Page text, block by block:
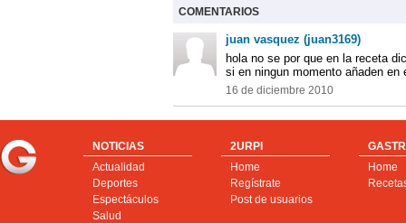
COMENTARIOS
juan vasquez (juan3169)
hola no se por que en la receta
si en ningun momento añaden
16 de diciembre 2010
NOTICIAS
Actualidad
Deportes
Espectáculos
Salud
2URPI
Home
Regístrate
Post de usuarios
Home